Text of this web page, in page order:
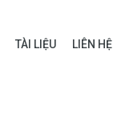
TÀI LIỆU LIÊN HỆ